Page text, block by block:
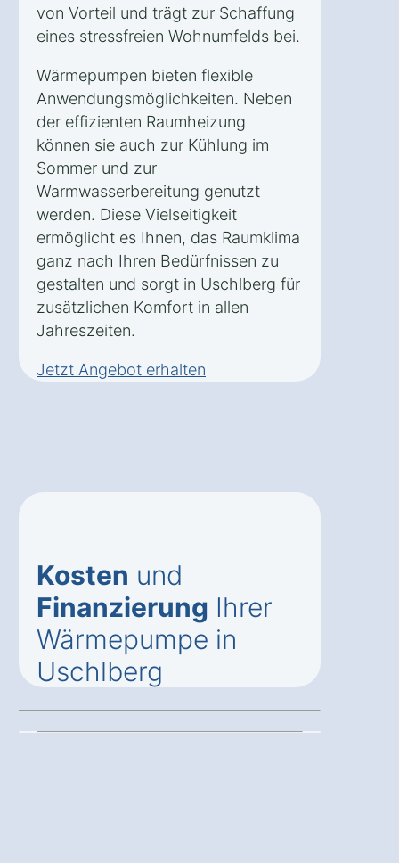
von Vorteil und trägt zur Schaffung
eines stressfreien Wohnumfelds bei.
Wärmepumpen bieten flexible
Anwendungsmöglichkeiten. Neben
der effizienten Raumheizung
können sie auch zur Kühlung im
Sommer und zur
Warmwasserbereitung genutzt
werden. Diese Vielseitigkeit
ermöglicht es Ihnen, das Raumklima
ganz nach Ihren Bedürfnissen zu
gestalten und sorgt in Uschlberg für
zusätzlichen Komfort in allen
Jahreszeiten.
Jetzt Angebot erhalten
Kosten und
Finanzierung Ihrer
Wärmepumpe in
Uschlberg